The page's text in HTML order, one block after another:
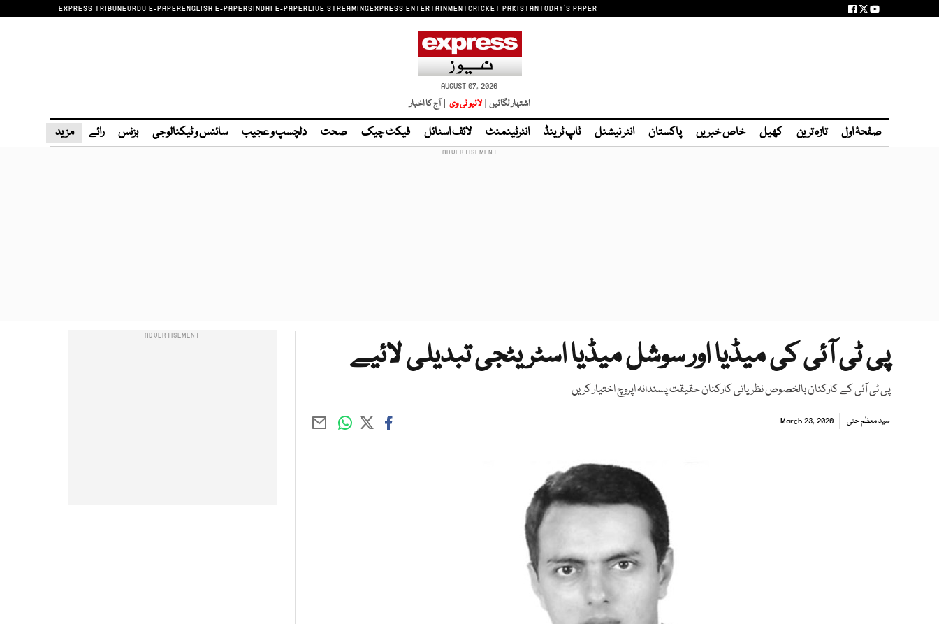
EXPRESS TRIBUNEURDU E-PAPERENGLISH E-PAPERSINDHI E-PAPERLIVE STREAMINGEXPRESS ENTERTAINMENTCRICKET PAKISTANTODAY'S PAPER
AUGUST 07, 2026
اشتہار لگائیں | لائیو ٹی وی | آج کا اخبار
صفحۂ اول تازہ ترین کھیل خاص خبریں پاکستان انٹر نیشنل ٹاپ ٹرینڈ انٹرٹینمنٹ لائف اسٹائل فیکٹ چیک صحت دلچسپ و عجیب سائنس و ٹیکنالوجی بزنس رائے مزید
پی ٹی آئی کی میڈیا اور سوشل میڈیا اسٹریٹجی تبدیلی لائیے
پی ٹی آئی کے کارکنان بالخصوص نظریاتی کارکنان حقیقت پسندانہ اپروچ اختیار کریں
سید معظم حئی March 23, 2020